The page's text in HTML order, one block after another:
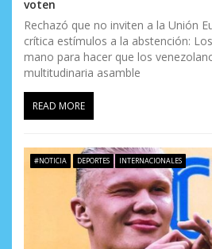
voten
Rechazó que no inviten a la Unión
crítica estímulos a la abstención:
mano para hacer que los
multitudinaria asamble
READ MORE
#NOTICIA DEPORTES INTERNACIONALES